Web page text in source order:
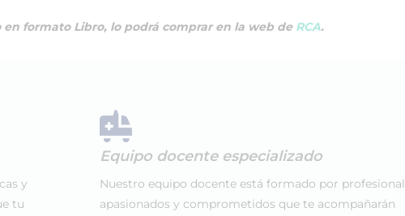
formato Libro, lo podrá comprar en la web de RCA.
y
tu
Equipo docente especializado
Nuestro equipo docente está formado por
apasionados y comprometidos que te acompañarán